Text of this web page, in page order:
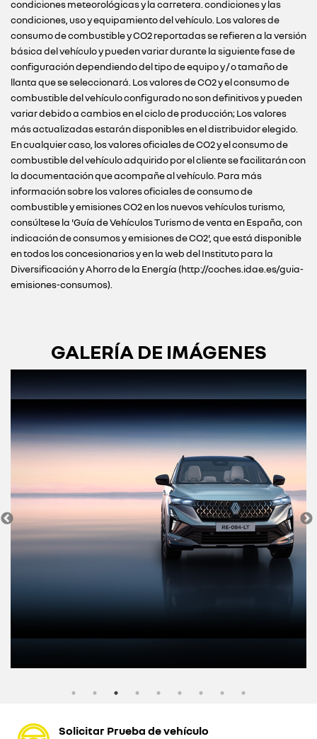
condiciones meteorológicas y la carretera. condiciones y las
condiciones, uso y equipamiento del vehículo. Los valores de
consumo de combustible y CO2 reportadas se refieren a la versión
básica del vehículo y pueden variar durante la siguiente fase de
configuración dependiendo del tipo de equipo y / o tamaño de
llanta que se seleccionará. Los valores de CO2 y el consumo de
combustible del vehículo configurado no son definitivos y pueden
variar debido a cambios en el ciclo de producción; Los valores
más actualizadas estarán disponibles en el distribuidor elegido.
En cualquier caso, los valores oficiales de CO2 y el consumo de
combustible del vehículo adquirido por el cliente se facilitarán con
la documentación que acompañe al vehículo. Para más
información sobre los valores oficiales de consumo de
combustible y emisiones CO2 en los nuevos vehículos turismo,
consúltese la 'Guía de Vehículos Turismo de venta en España, con
indicación de consumos y emisiones de CO2', que está disponible
en todos los concesionarios y en la web del Instituto para la
Diversificación y Ahorro de la Energía (http://coches.idae.es/guia-
emisiones-consumos).
GALERÍA DE IMÁGENES
Solicitar Prueba de vehículo